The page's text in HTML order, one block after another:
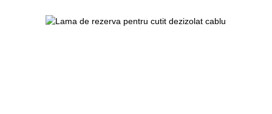
Sari peste galeria de imagini